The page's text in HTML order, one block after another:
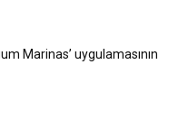
Marinas’ uygulamasının